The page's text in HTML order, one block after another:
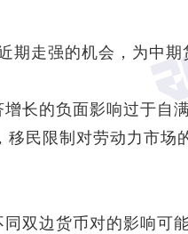
走强的机会，为中期
长的负面影响过于自
民限制对劳动力市场
双边货币对的影响可